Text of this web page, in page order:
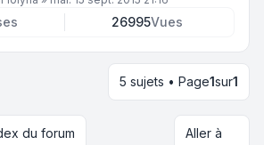
26995Vues
5 sujets • Page1sur1
du forum Aller à